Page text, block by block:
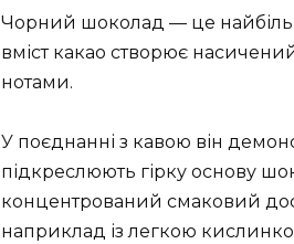
Чорний шоколад — це
вміст какао створює
нотами.
У поєднанні з кавою він
підкреслюють гірку основу
концентрований смаковий
наприклад із легкою